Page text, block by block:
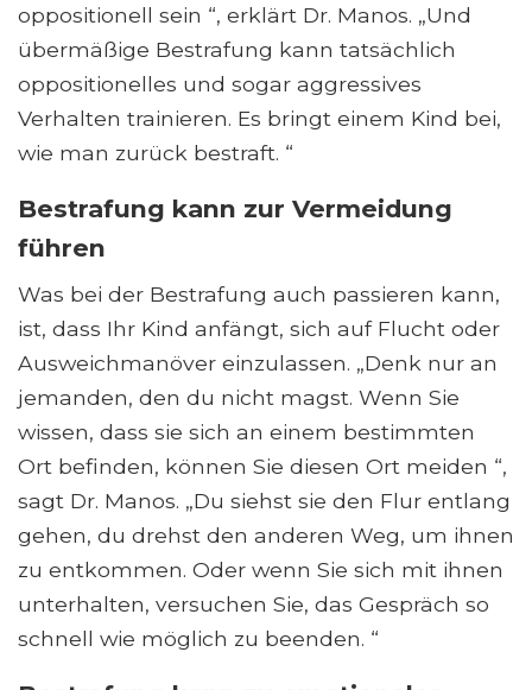
oppositionell sein “, erklärt Dr. Manos. „Und
übermäßige Bestrafung kann tatsächlich
oppositionelles und sogar aggressives
Verhalten trainieren. Es bringt einem Kind bei,
wie man zurück bestraft. “
Bestrafung kann zur Vermeidung
führen
Was bei der Bestrafung auch passieren kann,
ist, dass Ihr Kind anfängt, sich auf Flucht oder
Ausweichmanöver einzulassen. „Denk nur an
jemanden, den du nicht magst. Wenn Sie
wissen, dass sie sich an einem bestimmten
Ort befinden, können Sie diesen Ort meiden “,
sagt Dr. Manos. „Du siehst sie den Flur entlang
gehen, du drehst den anderen Weg, um ihnen
zu entkommen. Oder wenn Sie sich mit ihnen
unterhalten, versuchen Sie, das Gespräch so
schnell wie möglich zu beenden. “